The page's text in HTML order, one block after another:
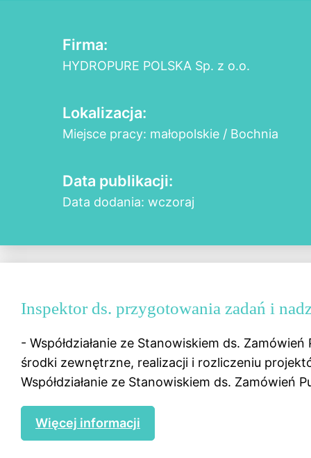
Firma:
HYDROPURE POLSKA Sp. z o.o.
Lokalizacja:
Miejsce pracy: małopolskie / Bochnia
Data publikacji:
Data dodania: wczoraj
Inspektor ds. przygotowania zadań i
- Współdziałanie ze Stanowiskiem ds.
środki zewnętrzne, realizacji i rozliczeniu
Współdziałanie ze Stanowiskiem ds. Zamówień
Więcej informacji